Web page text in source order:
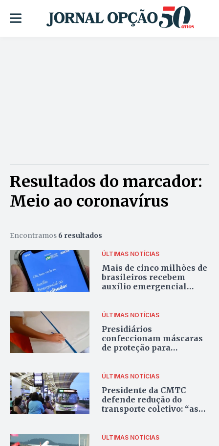
Resultados do marcador:
Meio ao coronavírus
Encontramos 6 resultados
ÚLTIMAS NOTÍCIAS
Mais de cinco milhões de
brasileiros recebem
auxílio emergencial
ÚLTIMAS NOTÍCIAS
Presidiários
confeccionam máscaras
de proteção para
ÚLTIMAS NOTÍCIAS
Presidente da CMTC
defende redução do
transporte coletivo: “as
ÚLTIMAS NOTÍCIAS